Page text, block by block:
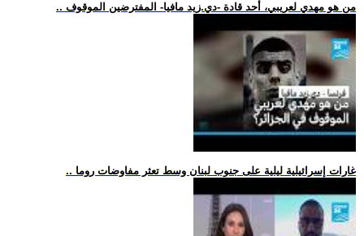
.. من هو مهدي لعريبي، أحد قادة -دي.زيد مافيا- المفترضين الموقوف
.. غارات إسرائيلية ليلية على جنوب لبنان وسط تعثر مفاوضات روما